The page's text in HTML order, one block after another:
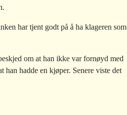
har tjent godt på å ha klageren som
om at han ikke var fornøyd med
han hadde en kjøper. Senere viste det